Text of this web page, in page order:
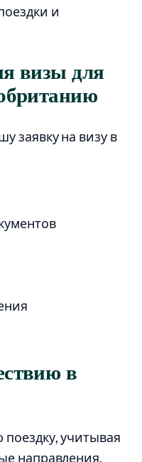
и
визы для
заявку на визу в
в
учитывая
направления,